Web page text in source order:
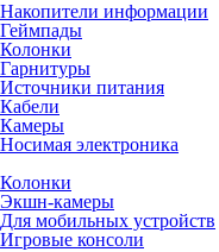
Накопители информации
Геймпады
Колонки
Гарнитуры
Источники питания
Кабели
Камеры
Носимая электроника
Колонки
Экшн-камеры
Для мобильных устройств
Игровые консоли